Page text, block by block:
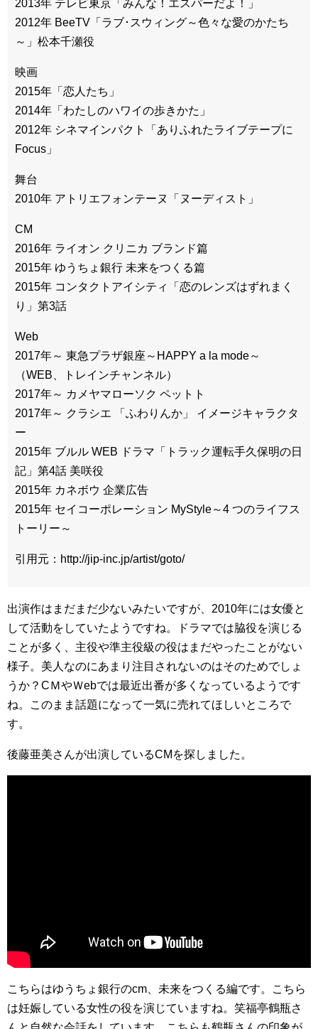
2013年 テレビ東京「みんな！エスパーだよ！」
2012年 BeeTV「ラブ･スウィング～色々な愛のかたち
～」松本千瀬役
映画
2015年「恋人たち」
2014年「わたしのハワイの歩きかた」
2012年 シネマインパクト「ありふれたライブテープに
Focus」
舞台
2010年 アトリエフォンテーヌ「ヌーディスト」
CM
2016年 ライオン クリニカ ブランド篇
2015年 ゆうちょ銀行 未来をつくる篇
2015年 コンタクトアイシティ「恋のレンズはずれまく
り」第3話
Web
2017年～ 東急プラザ銀座～HAPPY a la mode～
（WEB、トレインチャンネル）
2017年～ カメヤマローソク ペットト
2017年～ クラシエ 「ふわりんか」 イメージキャラクタ
ー
2015年 ブルル WEB ドラマ「トラック運転手久保明の日
記」第4話 美咲役
2015年 カネボウ 企業広告
2015年 セイコーポレーション MyStyle～4 つのライフス
トーリー～
引用元：http://jip-inc.jp/artist/goto/
出演作はまだまだ少ないみたいですが、2010年には女優と
して活動をしていたようですね。ドラマでは脇役を演じる
ことが多く、主役や準主役級の役はまだやったことがない
様子。美人なのにあまり注目されないのはそのためでしょ
うか？CＭやＷebでは最近出番が多くなっているようです
ね。このまま話題になって一気に売れてほしいところで
す。
後藤亜美さんが出演しているCMを探しました。
こちらはゆうちょ銀行のcm、未来をつくる編です。こちら
は妊娠している女性の役を演じていますね。笑福亭鶴瓶さ